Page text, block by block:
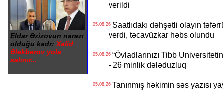
Eldar Əzizovun narazı
olduğu kadr: Xalid
Ələkbərov yola
salınır...
verildi
05.08.26Saatlıdakı dəhşətli olayın
verdi, təcavüzkar həbs olundu
05.08.26“Övladlarınızı Tibb
- 26 minlik dələduzluq
05.08.26Tanınmış həkimin səs yazısı